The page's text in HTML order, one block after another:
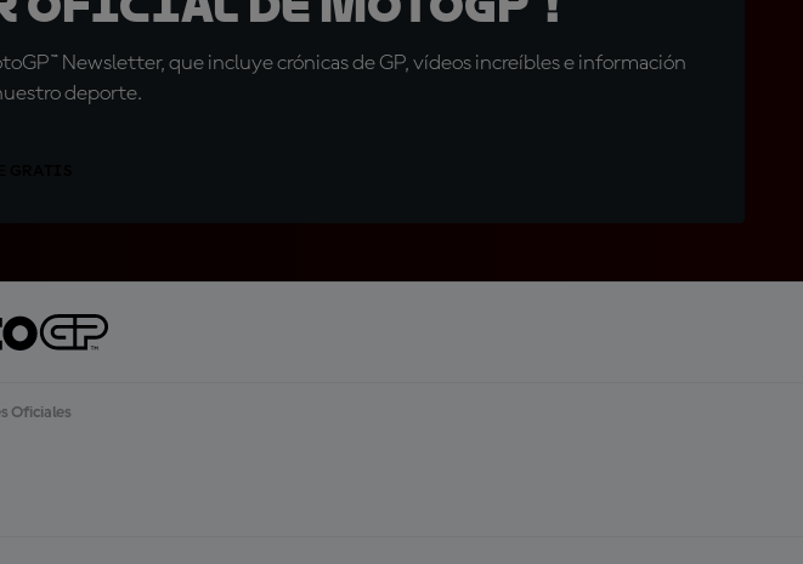
Newsletter, que incluye crónicas de GP, vídeos increíbles e información
deporte.
Oficiales